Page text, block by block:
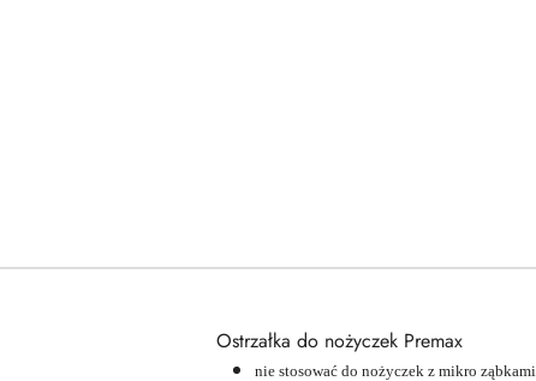
Ostrzałka do nożyczek Premax
nie stosować do nożyczek z mikro ząbkami